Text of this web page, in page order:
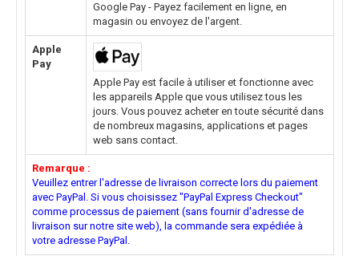
Google Pay - Payez facilement en ligne, en
magasin ou envoyez de l'argent.
Apple
Pay
Apple Pay est facile à utiliser et fonctionne avec
les appareils Apple que vous utilisez tous les
jours. Vous pouvez acheter en toute sécurité dans
de nombreux magasins, applications et pages
web sans contact.
Remarque :
Veuillez entrer l'adresse de livraison correcte lors du paiement
avec PayPal. Si vous choisissez "PayPal Express Checkout"
comme processus de paiement (sans fournir d'adresse de
livraison sur notre site web), la commande sera expédiée à
votre adresse PayPal.